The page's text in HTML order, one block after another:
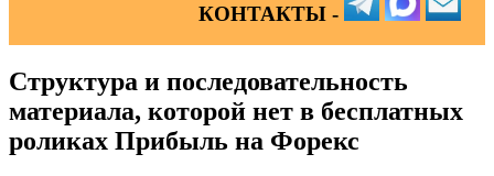
КОНТАКТЫ -
Структура и последовательность
материала, которой нет в бесплатных
роликах Прибыль на Форекс